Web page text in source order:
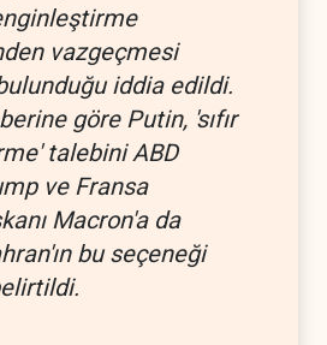
vazgeçmesi
iddia edildi.
göre Putin, 'sıfır
talebini ABD
ve Fransa
Macron'a da
bu seçeneği